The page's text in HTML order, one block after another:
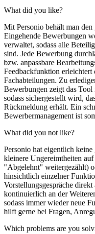
What did you like?
Mit Personio behält man
Eingehende Bewerbungen
verwaltet, sodass alle
sind. Jede Bewerbung
bzw. anpassbare
Feedbackfunktion
Fachabteilungen. Zu
Bewerbungen zeigt das
sodass sichergestellt wird,
Rückmeldung erhält. Ein
Bewerbermanagement ist
What did you not like?
Personio hat eigentlich
kleinere Ungereimtheiten
"Abgelehnt" weitergezählt)
hinsichtlich einzelner
Vorstellungsgespräche
kontinuierlich an der
sodass immer wieder neue
hilft gerne bei Fragen,
Which problems are you